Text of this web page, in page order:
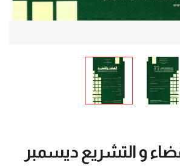
و التشريع ديسمبر